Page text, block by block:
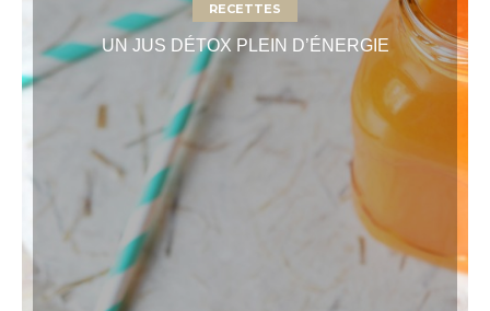
RECETTES
UN JUS DÉTOX PLEIN D’ÉNERGIE